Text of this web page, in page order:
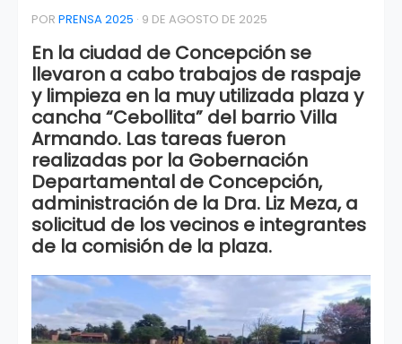
POR PRENSA 2025 · 9 DE AGOSTO DE 2025
En la ciudad de Concepción se
llevaron a cabo trabajos de raspaje
y limpieza en la muy utilizada plaza y
cancha “Cebollita” del barrio Villa
Armando. Las tareas fueron
realizadas por la Gobernación
Departamental de Concepción,
administración de la Dra. Liz Meza, a
solicitud de los vecinos e integrantes
de la comisión de la plaza.